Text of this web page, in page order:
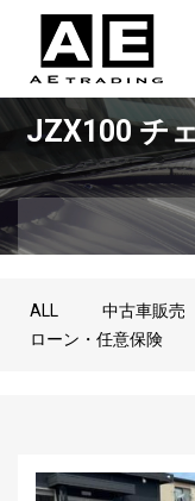
JZX100 チ
ALL 中古車販売
ローン・任意保険